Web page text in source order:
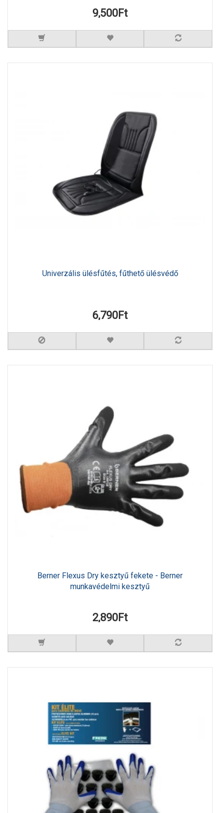
9,500Ft
Univerzális ülésfűtés, fűthető ülésvédő
6,790Ft
Berner Flexus Dry kesztyű fekete - Berner
munkavédelmi kesztyű
2,890Ft